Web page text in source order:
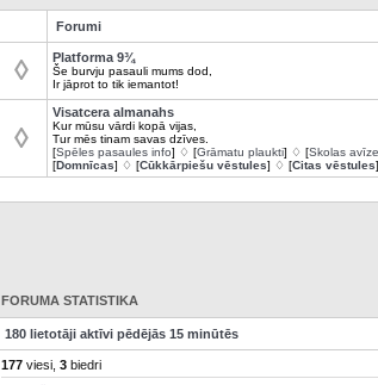
Forumi
◊ Platforma 9¾
Še burvju pasauli mums dod,
Ir jāprot to tik iemantot!
◊
Visatcera almanahs
Kur mūsu vārdi kopā vijas,
Tur mēs tinam savas dzīves.
[Spēles pasaules info] ♢ [Grāmatu plaukti] ♢ [Skolas
[Domnīcas] ♢ [Cūkkārpiešu vēstules] ♢ [Citas vēstules
FORUMA STATISTIKA
180 lietotāji aktīvi pēdējās 15 minūtēs
177viesi, 3biedri